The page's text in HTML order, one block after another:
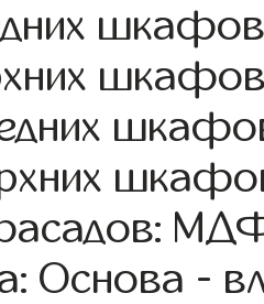
Основа -